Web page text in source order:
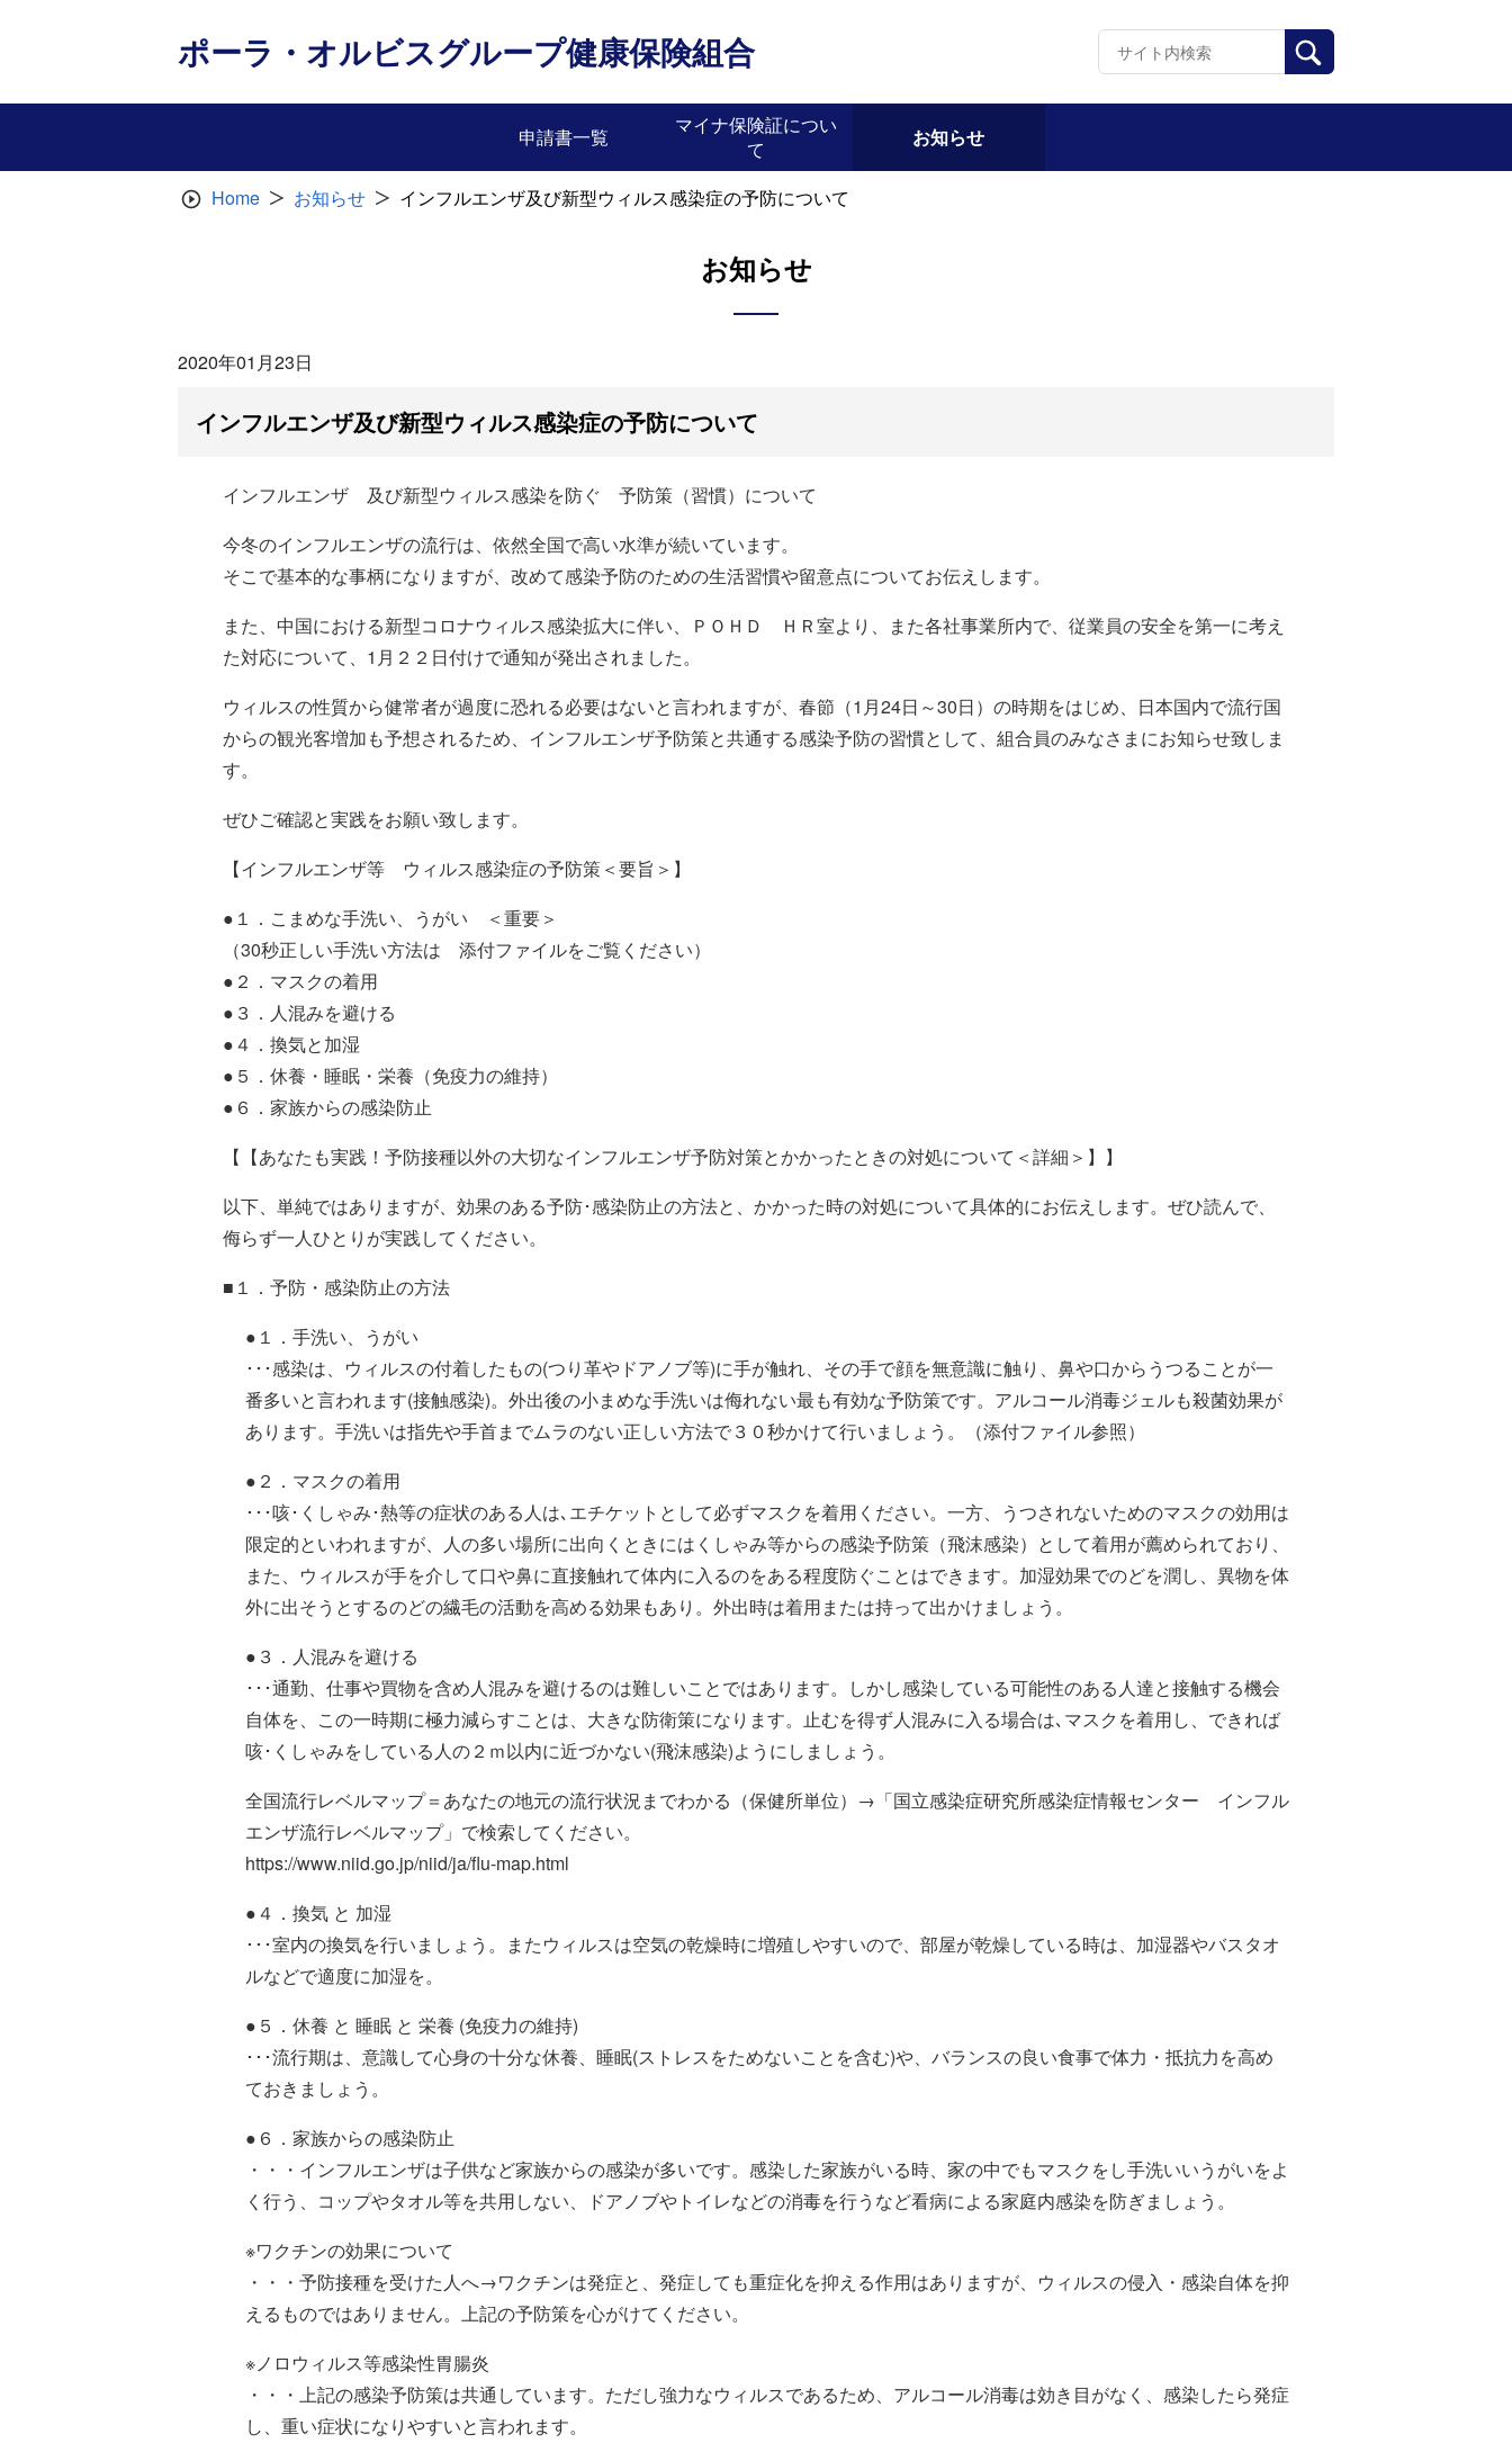
ポーラ・オルビスグループ健康保険組合
申請書一覧
マイナ保険証につい
て
お知らせ
Home お知らせ インフルエンザ及び新型ウィルス感染症の予防について
お知らせ
2020年01月23日
インフルエンザ及び新型ウィルス感染症の予防について
インフルエンザ 及び新型ウィルス感染を防ぐ 予防策（習慣）について
今冬のインフルエンザの流行は、依然全国で高い水準が続いています。
そこで基本的な事柄になりますが、改めて感染予防のための生活習慣や留意点についてお伝えします。
また、中国における新型コロナウィルス感染拡大に伴い、ＰＯＨＤ ＨＲ室より、また各社事業所内で、従業員の安全を第一に考え
た対応について、1月２２日付けで通知が発出されました。
ウィルスの性質から健常者が過度に恐れる必要はないと言われますが、春節（1月24日～30日）の時期をはじめ、日本国内で流行国
からの観光客増加も予想されるため、インフルエンザ予防策と共通する感染予防の習慣として、組合員のみなさまにお知らせ致しま
す。
ぜひご確認と実践をお願い致します。
【インフルエンザ等 ウィルス感染症の予防策＜要旨＞】
●１．こまめな手洗い、うがい ＜重要＞
（30秒正しい手洗い方法は 添付ファイルをご覧ください）
●２．マスクの着用
●３．人混みを避ける
●４．換気と加湿
●５．休養・睡眠・栄養（免疫力の維持）
●６．家族からの感染防止
【【あなたも実践！予防接種以外の大切なインフルエンザ予防対策とかかったときの対処について＜詳細＞】】
以下、単純ではありますが、効果のある予防･感染防止の方法と、かかった時の対処について具体的にお伝えします。ぜひ読んで、
侮らず一人ひとりが実践してください。
■１．予防・感染防止の方法
●１．手洗い、うがい
･･･感染は、ウィルスの付着したもの(つり革やドアノブ等)に手が触れ、その手で顔を無意識に触り、鼻や口からうつることが一
番多いと言われます(接触感染)。外出後の小まめな手洗いは侮れない最も有効な予防策です。アルコール消毒ジェルも殺菌効果が
あります。手洗いは指先や手首までムラのない正しい方法で３０秒かけて行いましょう。（添付ファイル参照）
●２．マスクの着用
･･･咳･くしゃみ･熱等の症状のある人は､エチケットとして必ずマスクを着用ください。一方、うつされないためのマスクの効用は
限定的といわれますが、人の多い場所に出向くときにはくしゃみ等からの感染予防策（飛沫感染）として着用が薦められており、
また、ウィルスが手を介して口や鼻に直接触れて体内に入るのをある程度防ぐことはできます。加湿効果でのどを潤し、異物を体
外に出そうとするのどの繊毛の活動を高める効果もあり。外出時は着用または持って出かけましょう。
●３．人混みを避ける
･･･通勤、仕事や買物を含め人混みを避けるのは難しいことではあります。しかし感染している可能性のある人達と接触する機会
自体を、この一時期に極力減らすことは、大きな防衛策になります。止むを得ず人混みに入る場合は､マスクを着用し、できれば
咳･くしゃみをしている人の２ｍ以内に近づかない(飛沫感染)ようにしましょう。
全国流行レベルマップ＝あなたの地元の流行状況までわかる（保健所単位）→「国立感染症研究所感染症情報センター インフル
エンザ流行レベルマップ」で検索してください。
https://www.niid.go.jp/niid/ja/flu-map.html
●４．換気 と 加湿
･･･室内の換気を行いましょう。またウィルスは空気の乾燥時に増殖しやすいので、部屋が乾燥している時は、加湿器やバスタオ
ルなどで適度に加湿を。
●５．休養 と 睡眠 と 栄養 (免疫力の維持)
･･･流行期は、意識して心身の十分な休養、睡眠(ストレスをためないことを含む)や、バランスの良い食事で体力・抵抗力を高め
ておきましょう。
●６．家族からの感染防止
・・・インフルエンザは子供など家族からの感染が多いです。感染した家族がいる時、家の中でもマスクをし手洗いいうがいをよ
く行う、コップやタオル等を共用しない、ドアノブやトイレなどの消毒を行うなど看病による家庭内感染を防ぎましょう。
※ワクチンの効果について
・・・予防接種を受けた人へ→ワクチンは発症と、発症しても重症化を抑える作用はありますが、ウィルスの侵入・感染自体を抑
えるものではありません。上記の予防策を心がけてください。
※ノロウィルス等感染性胃腸炎
・・・上記の感染予防策は共通しています。ただし強力なウィルスであるため、アルコール消毒は効き目がなく、感染したら発症
し、重い症状になりやすいと言われます。